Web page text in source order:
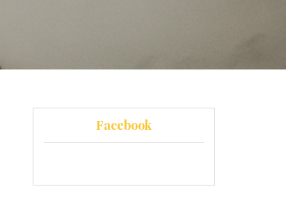
Facebook